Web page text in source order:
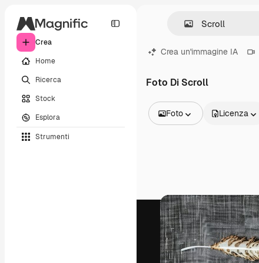
Crea
Home
Ricerca
Stock
Esplora
Strumenti
Crea un'immagine IA
Foto Di Scroll
Foto
Video
Clip video
Motion graphic
Modelli di video
Icone
Modelli 3D
Font
Licenza